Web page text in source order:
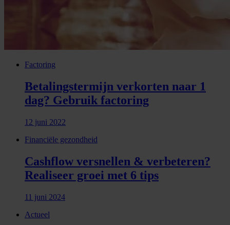
Factoring
Betalingstermijn verkorten naar 1
dag? Gebruik factoring
12 juni 2022
Financiële gezondheid
Cashflow versnellen & verbeteren?
Realiseer groei met 6 tips
11 juni 2024
Actueel